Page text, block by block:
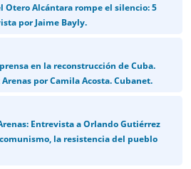
Otero Alcántara rompe el silencio: 5
por Jaime Bayly.
en la reconstrucción de Cuba.
por Camila Acosta. Cubanet.
Entrevista a Orlando Gutiérrez
la resistencia del pueblo